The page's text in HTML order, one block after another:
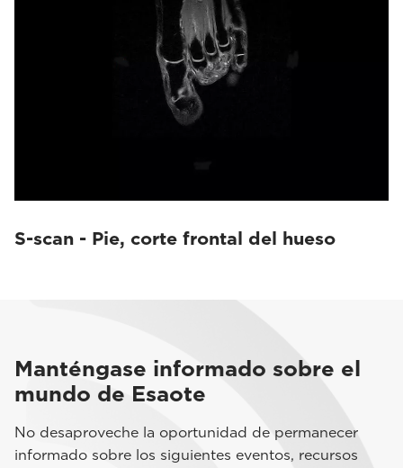
S-scan - Pie, corte frontal del hueso
Manténgase informado sobre el
mundo de Esaote
No desaproveche la oportunidad de permanecer
informado sobre los siguientes eventos, recursos